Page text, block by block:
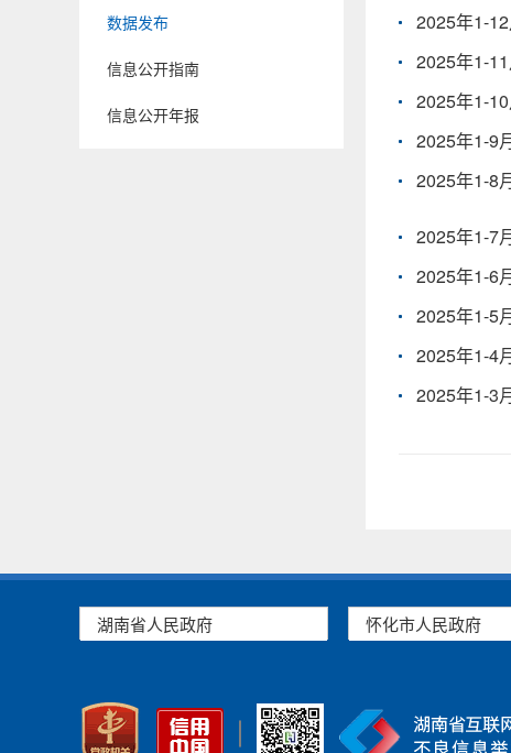
数据发布
信息公开指南
信息公开年报
2025年1-
2025年1-
2025年1-
2025年1-9
2025年1-8
2025年1-7
2025年1-6
2025年1-5
2025年1-4
2025年1-3
湖南省人民政府 怀化市人民政府